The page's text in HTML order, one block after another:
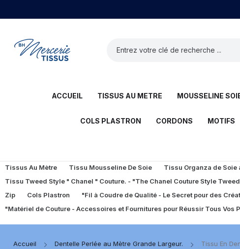
ACCUEIL TISSUS AU METRE MOUSSELINE
COLS PLASTRON CORDONS MOTIFS
Tissus Au Mètre Tissu Mousseline De Soie Tissu Organza de Soie
Tissu Tweed Style " Chanel " Couture. - "The Chanel Couture Style
Zip
Cols Plastron "Fil à Coudre de Qualité - Le Secret pour des
"Matériel de Couture - Accessoires et Fournitures pour Réussir Tous Vos
Accueil Dentelle Perlée au Mètre Grande Largeur. Tissu En